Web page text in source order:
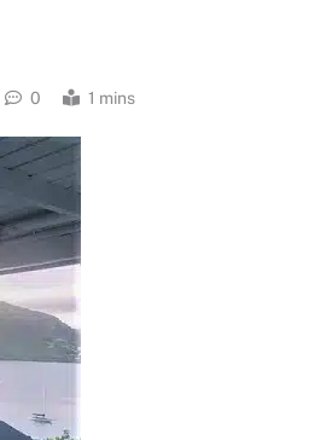
0 1 mins